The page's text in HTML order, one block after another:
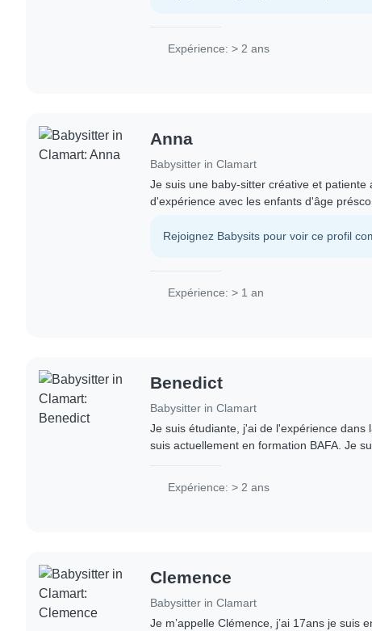
Expérience: > 2 ans
Anna
Babysitter in Clamart
Je suis une baby-sitter créative et patiente
d'expérience avec les enfants d'âge
Rejoignez Babysits pour voir ce profil
Expérience: > 1 an
Benedict
Babysitter in Clamart
Je suis étudiante, j'ai de l'expérience dans
suis actuellement en formation BAFA. Je
Expérience: > 2 ans
Clemence
Babysitter in Clamart
Je m’appelle Clémence, j’ai 17ans je suis